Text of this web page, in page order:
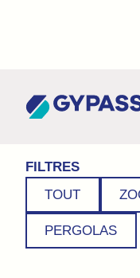
Découvre nos
FILTRES
TOUT
PERGOLAS